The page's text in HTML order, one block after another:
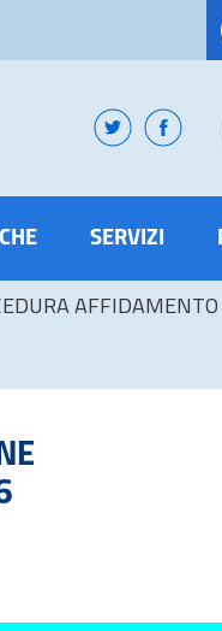
SERVIZI
AFFIDAMENTO